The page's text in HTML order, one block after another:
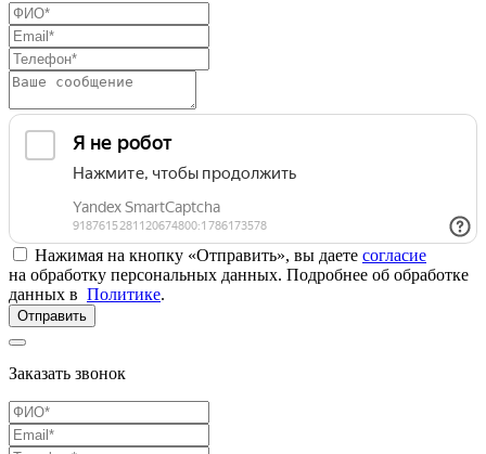
Нажимая на кнопку «Отправить», вы даете согласие
на обработку персональных данных. Подробнее об обработке
данных в Политике.
Отправить
Заказать звонок